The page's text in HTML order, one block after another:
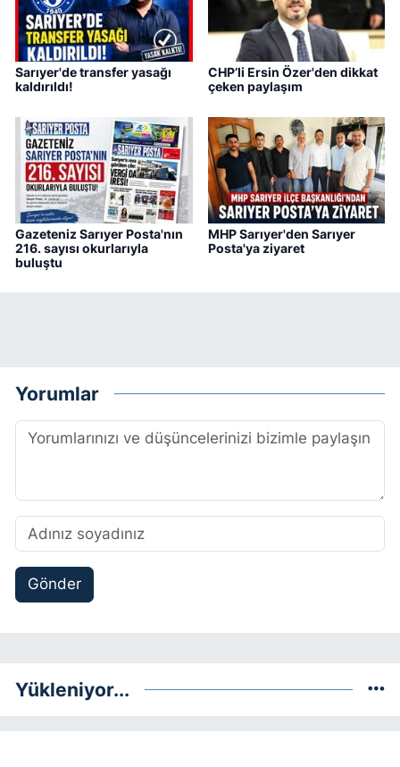
Sarıyer'de transfer yasağı
kaldırıldı!
CHP’li Ersin Özer'den dikkat
çeken paylaşım
Gazeteniz Sarıyer Posta'nın
216. sayısı okurlarıyla
buluştu
MHP Sarıyer'den Sarıyer
Posta'ya ziyaret
Yorumlar
Gönder
Yükleniyor...